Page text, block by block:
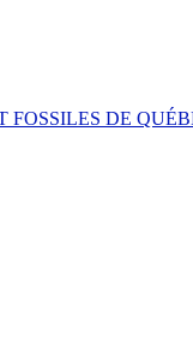
FOSSILES DE